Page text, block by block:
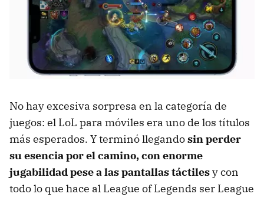
No hay excesiva sorpresa en la categoría de
juegos: el LoL para móviles era uno de los títulos
más esperados. Y terminó llegandosin perder
su esencia por el camino, con enorme
jugabilidad pese a las pantallas táctilesy con
todo lo que hace al League of Legends ser League